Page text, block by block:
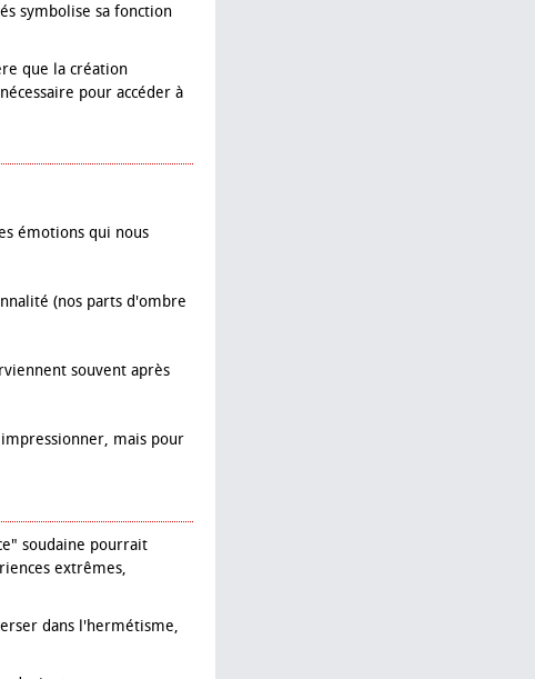
symbolise sa fonction
que la création
pour accéder à
émotions qui nous
(nos parts d'ombre
souvent après
mais pour
soudaine pourrait
extrêmes,
dans l'hermétisme,